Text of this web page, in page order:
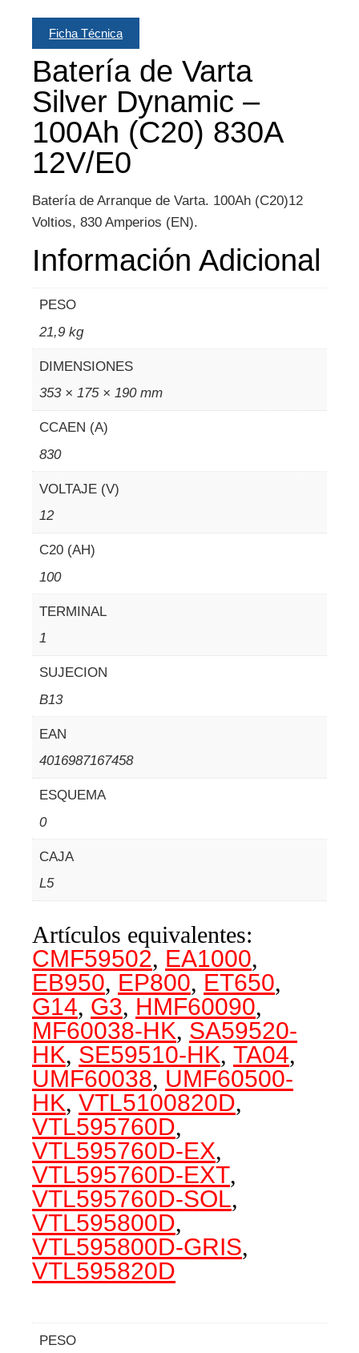
Ficha Técnica
Batería de Varta
Silver Dynamic –
100Ah (C20) 830A
12V/E0
Batería de Arranque de Varta. 100Ah (C20)12
Voltios, 830 Amperios (EN).
Información Adicional
PESO
21,9 kg
DIMENSIONES
353 × 175 × 190 mm
CCAEN (A)
830
VOLTAJE (V)
12
C20 (AH)
100
TERMINAL
1
SUJECION
B13
EAN
4016987167458
ESQUEMA
0
CAJA
L5
Artículos equivalentes:
CMF59502, EA1000,
EB950, EP800, ET650,
G14, G3, HMF60090,
MF60038-HK, SA59520-
HK, SE59510-HK, TA04,
UMF60038, UMF60500-
HK, VTL5100820D,
VTL595760D,
VTL595760D-EX,
VTL595760D-EXT,
VTL595760D-SOL,
VTL595800D,
VTL595800D-GRIS,
VTL595820D
PESO